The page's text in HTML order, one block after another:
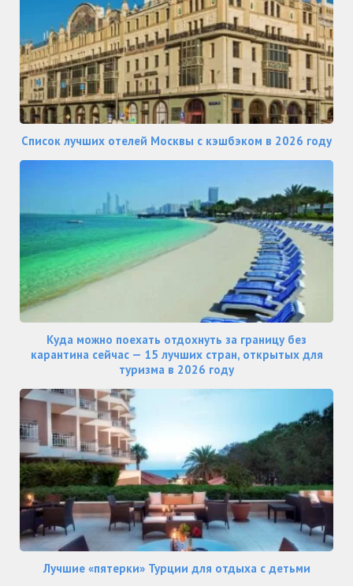
Список лучших отелей Москвы с кэшбэком в 2026 году
Куда можно поехать отдохнуть за границу без
карантина сейчас — 15 лучших стран, открытых для
туризма в 2026 году
Лучшие «пятерки» Турции для отдыха с детьми